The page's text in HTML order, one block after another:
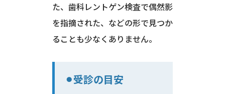
た、歯科レントゲン検査で偶然影
を指摘された、などの形で見つか
ることも少なくありません。
⚫︎受診の目安